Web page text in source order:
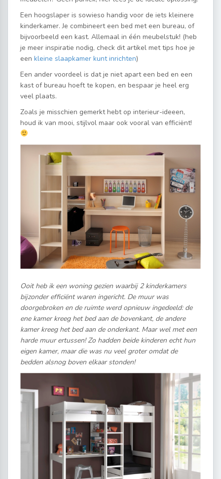
Een hoogslaper is sowieso handig voor de iets kleinere
kinderkamer. Je combineert een bed met een bureau, of
bijvoorbeeld een kast. Allemaal in één meubelstuk! (heb
je meer inspiratie nodig, check dit artikel met tips hoe je
een kleine slaapkamer kunt inrichten)
Een ander voordeel is dat je niet apart een bed en een
kast of bureau hoeft te kopen, en bespaar je heel erg
veel plaats.
Zoals je misschien gemerkt hebt op interieur-ideeen,
houd ik van mooi, stijlvol maar ook vooral van efficiënt!
Ooit heb ik een woning gezien waarbij 2 kinderkamers
bijzonder efficiënt waren ingericht. De muur was
doorgebroken en de ruimte werd opnieuw ingedeeld: de
ene kamer kreeg het bed aan de bovenkant, de andere
kamer kreeg het bed aan de onderkant. Maar wel met een
harde muur ertussen! Zo hadden beide kinderen echt hun
eigen kamer, maar die was nu veel groter omdat de
bedden alsnog boven elkaar stonden!